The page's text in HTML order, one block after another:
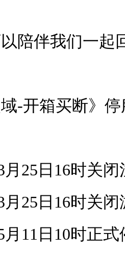
陪伴我们一起
域-开箱买断》
月25日16时关
月25日16时关
月11日10时正